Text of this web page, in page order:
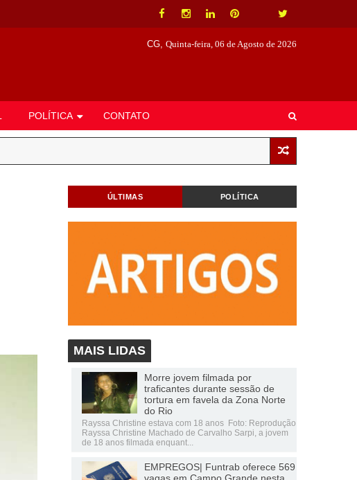
CG, Quinta-feira, 06 de Agosto de 2026
POLÍTICA CONTATO
ÚLTIMAS POLÍTICA
MAIS LIDAS
Morre jovem filmada por
traficantes durante sessão de
tortura em favela da Zona Norte
do Rio
Rayssa Christine estava com 18 anos Foto: Reprodução
Rayssa Christine Machado de Carvalho Sarpi, a jovem
de 18 anos filmada enquant...
EMPREGOS| Funtrab oferece 569